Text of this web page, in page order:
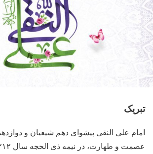
تبریک
امام علی النقی پیشوای دهم شیعیان و